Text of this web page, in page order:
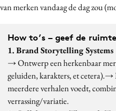
van merken vandaag de dag zou
How to’s – geef de ruimte
1. Brand Storytelling Systems
→ Ontwerp een herkenbaar
geluiden, karakters, et
meerdere verhalen voedt,
verrassing/variatie.